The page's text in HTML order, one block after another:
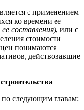
с применением
ко времени ее
составления), или с
стоимости
понимаются
действовавшие
по следующим главам: